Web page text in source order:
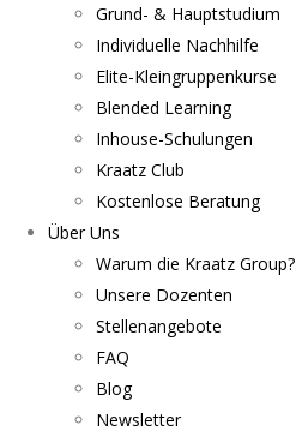
Grund- & Hauptstudium
Individuelle Nachhilfe
Elite-Kleingruppenkurse
Blended Learning
Inhouse-Schulungen
Kraatz Club
Kostenlose Beratung
Über Uns
Warum die Kraatz Group?
Unsere Dozenten
Stellenangebote
FAQ
Blog
Newsletter